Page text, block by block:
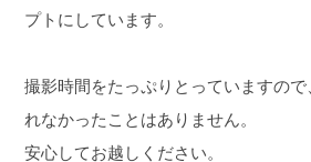
プトにしています。
撮影時間をたっぷりとっていますの
れなかったことはありません。
安心してお越しください。